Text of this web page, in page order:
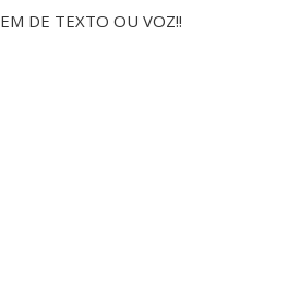
DE TEXTO OU VOZ!!